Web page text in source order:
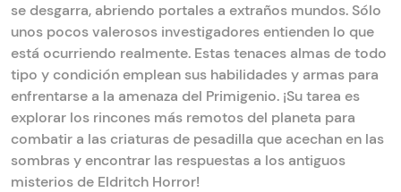
se desgarra, abriendo portales a extraños mundos. Sólo
unos pocos valerosos investigadores entienden lo que
está ocurriendo realmente. Estas tenaces almas de todo
tipo y condición emplean sus habilidades y armas para
enfrentarse a la amenaza del Primigenio. ¡Su tarea es
explorar los rincones más remotos del planeta para
combatir a las criaturas de pesadilla que acechan en las
sombras y encontrar las respuestas a los antiguos
misterios de Eldritch Horror!